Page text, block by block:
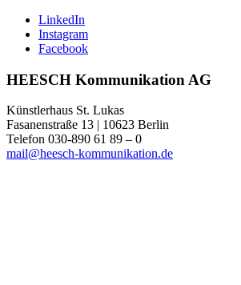
LinkedIn
Instagram
Facebook
HEESCH Kommunikation AG
Künstlerhaus St. Lukas
Fasanenstraße 13 | 10623 Berlin
Telefon 030-890 61 89 – 0
mail@heesch-kommunikation.de